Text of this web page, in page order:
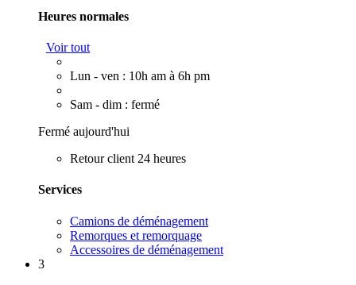
Heures normales
Voir tout
Lun - ven : 10h am à 6h pm
Sam - dim : fermé
Fermé aujourd'hui
Retour client 24 heures
Services
Camions de déménagement
Remorques et remorquage
Accessoires de déménagement
3